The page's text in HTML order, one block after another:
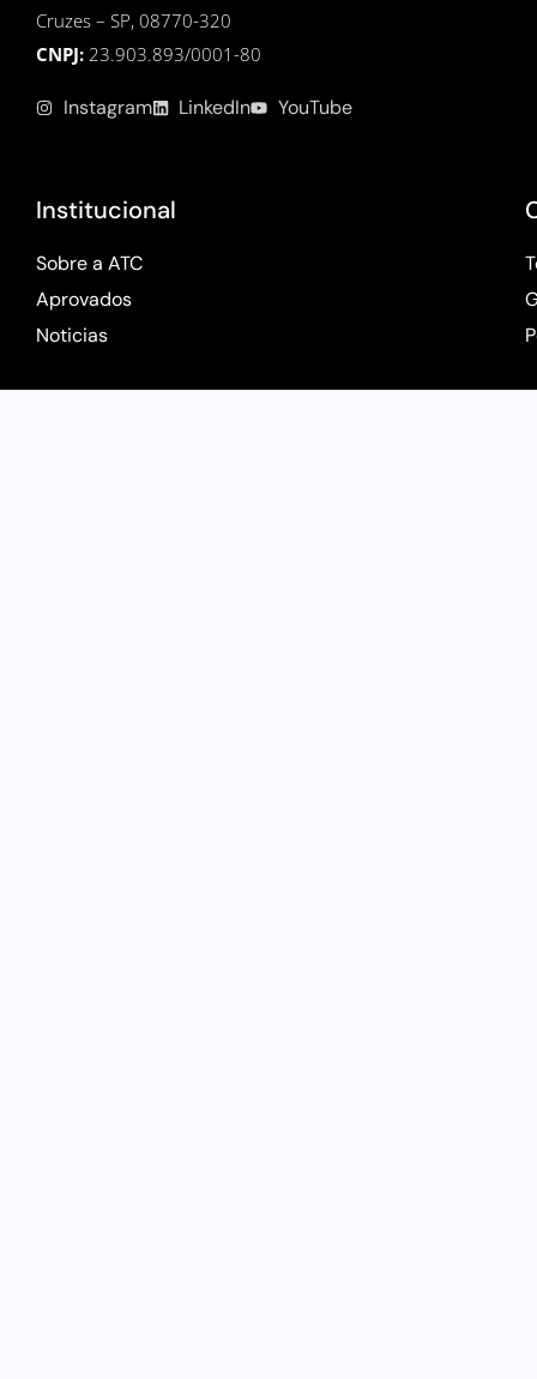
Cruzes – SP, 08770-320
CNPJ: 23.903.893/0001-80
Instagram LinkedIn YouTube
Institucional
Sobre a ATC
Aprovados
Noticias